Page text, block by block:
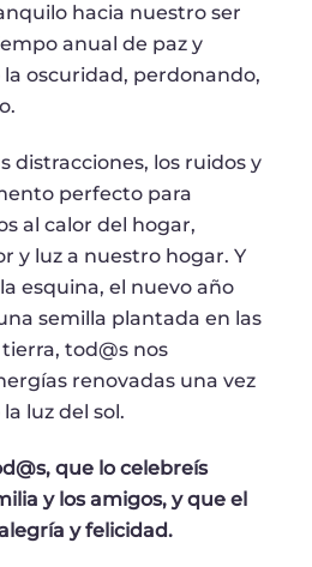
hacia nuestro ser
anual de paz y
oscuridad, perdonando,
distracciones, los ruidos y
perfecto para
al calor del hogar,
y luz a nuestro hogar. Y
esquina, el nuevo año
semilla plantada en las
tod@s nos
renovadas una vez
luz del sol.
que lo celebreís
y los amigos, y que el
y felicidad.